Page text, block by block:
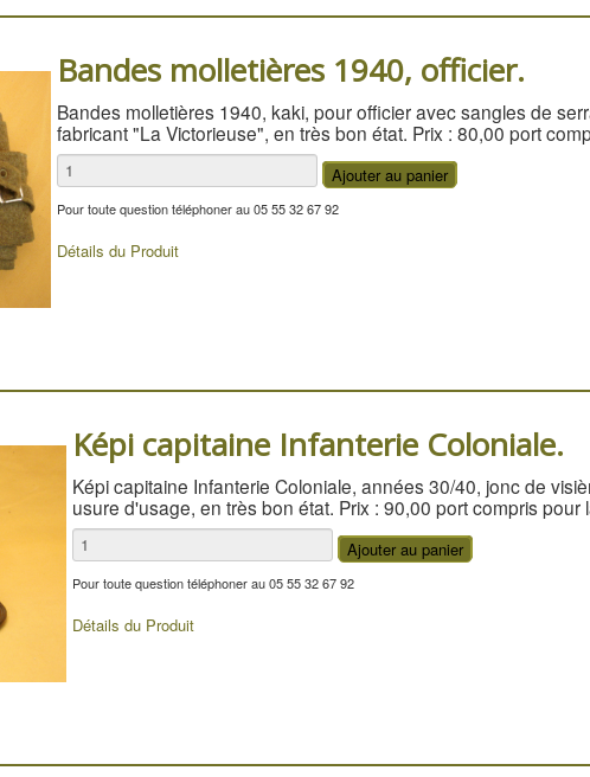
Bandes molletières 1940, officier.
Bandes molletières 1940, kaki, pour officier avec sangles de
fabricant "La Victorieuse", en très bon état. Prix : 80,00 port
Pour toute question téléphoner au 05 55 32 67 92
Détails du Produit
Képi capitaine Infanterie Coloniale.
Képi capitaine Infanterie Coloniale, années 30/40, jonc de
usure d'usage, en très bon état. Prix : 90,00 port compris pour
Pour toute question téléphoner au 05 55 32 67 92
Détails du Produit